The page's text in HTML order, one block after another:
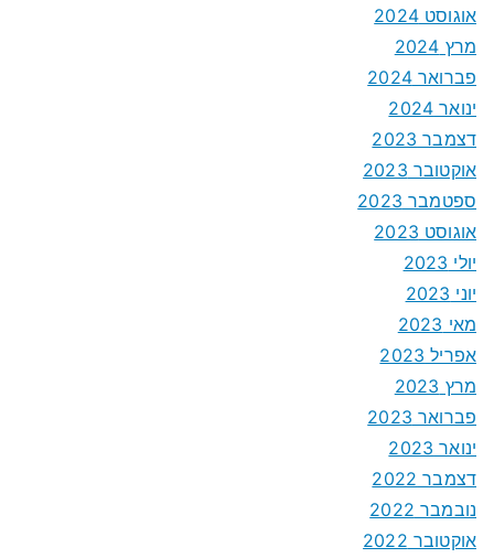
אוגוסט 2024
מרץ 2024
פברואר 2024
ינואר 2024
דצמבר 2023
אוקטובר 2023
ספטמבר 2023
אוגוסט 2023
יולי 2023
יוני 2023
מאי 2023
אפריל 2023
מרץ 2023
פברואר 2023
ינואר 2023
דצמבר 2022
נובמבר 2022
אוקטובר 2022